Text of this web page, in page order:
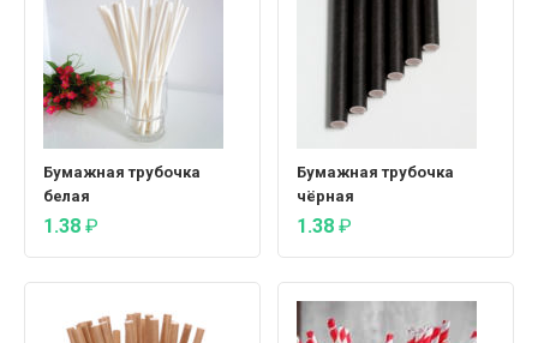
Бумажная трубочка
белая
1.38 ₽
Бумажная трубочка
чёрная
1.38 ₽